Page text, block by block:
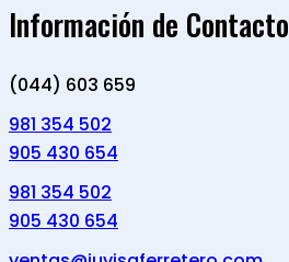
Información de Contacto
(044) 603 659
981 354 502
905 430 654
981 354 502
905 430 654